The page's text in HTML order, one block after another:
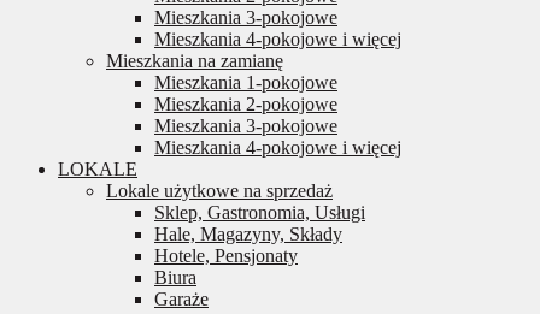
Mieszkania 3-pokojowe
Mieszkania 4-pokojowe i więcej
Mieszkania na zamianę
Mieszkania 1-pokojowe
Mieszkania 2-pokojowe
Mieszkania 3-pokojowe
Mieszkania 4-pokojowe i więcej
LOKALE
Lokale użytkowe na sprzedaż
Sklep, Gastronomia, Usługi
Hale, Magazyny, Składy
Hotele, Pensjonaty
Biura
Garaże